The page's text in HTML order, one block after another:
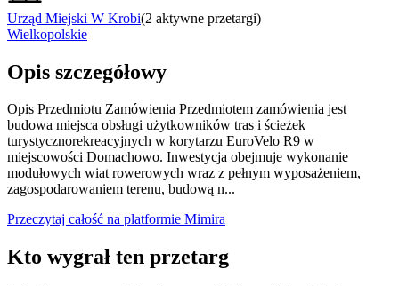
Urząd Miejski W Krobi(2 aktywne przetargi)
Wielkopolskie
Opis szczegółowy
Opis Przedmiotu Zamówienia Przedmiotem zamówienia jest
budowa miejsca obsługi użytkowników tras i ścieżek
turystycznorekreacyjnych w korytarzu EuroVelo R9 w
miejscowości Domachowo. Inwestycja obejmuje wykonanie
modułowych wiat rowerowych wraz z pełnym wyposażeniem,
zagospodarowaniem terenu, budową n...
Przeczytaj całość na platformie Mimira
Kto wygrał ten przetarg